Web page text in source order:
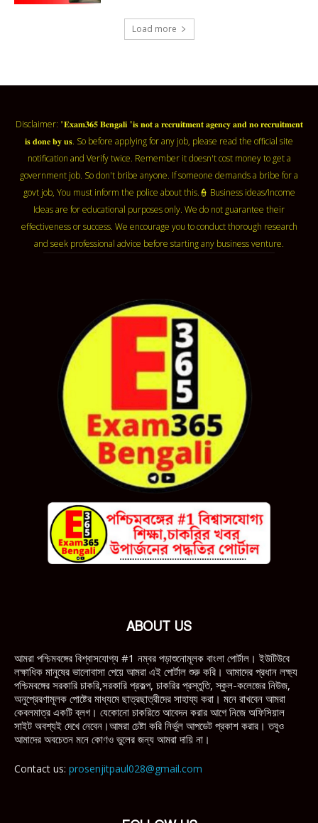
Load more
Disclaimer: "𝐄𝐱𝐚𝐦𝟑𝟔𝟓 𝐁𝐞𝐧𝐠𝐚𝐥𝐢 "𝐢𝐬 𝐧𝐨𝐭 𝐚 𝐫𝐞𝐜𝐫𝐮𝐢𝐭𝐦𝐞𝐧𝐭 𝐚𝐠𝐞𝐧𝐜𝐲 𝐚𝐧𝐝 𝐧𝐨 𝐫𝐞𝐜𝐫𝐮𝐢𝐭𝐦𝐞𝐧𝐭
𝐢𝐬 𝐝𝐨𝐧𝐞 𝐛𝐲 𝐮𝐬. So before applying for any job, please read the official site
notification and Verify twice. Remember it doesn't cost money to get a
government job. So don't bribe anyone. If someone demands a bribe for a
govt job, You must inform the police about this.👮 Business ideas/Income
Ideas are for educational purposes only. We do not guarantee their
effectiveness or success. We encourage you to conduct thorough research
and seek professional advice before starting any business venture.
ABOUT US
আমরা পশ্চিমবঙ্গের বিশ্বাসযোগ্য #1 নম্বর পড়াশুনোমূলক বাংলা পোর্টাল। ইউটিউবে
লক্ষাধিক মানুষের ভালোবাসা পেয়ে আমরা এই পোর্টাল শুরু করি। আমাদের প্রধান লক্ষ্য
পশ্চিমবঙ্গের সরকারি চাকরি,সরকারি প্রকল্প, চাকরির প্রস্তুতি, স্কুল-কলেজের নিউজ,
অনুপ্রেরণামূলক পোষ্টের মাধ্যমে ছাত্রছাত্রীদের সাহায্য করা। মনে রাখবেন আমরা
কেবলমাত্র একটি ব্লগ। যেকোনো চাকরিতে আবেদন করার আগে নিজে অফিসিয়াল
সাইট অবশ্যই দেখে নেবেন।আমরা চেষ্টা করি নির্ভুল আপডেট প্রকাশ করার। তবুও
আমাদের অবচেতন মনে কোণও ভুলের জন্য আমরা দায়ি না।
Contact us: prosenjitpaul028@gmail.com